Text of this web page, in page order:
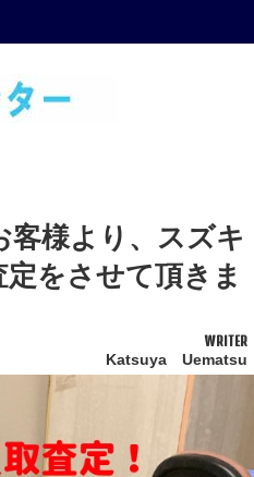
客様より、スズキ
をさせて頂きま
WRITER
Katsuya Uematsu